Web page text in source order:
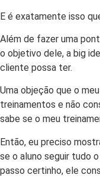
E é exatamente isso
Além de fazer uma
o objetivo dele, a big
cliente possa ter.
Uma objeção que o
treinamentos e não
sabe se o meu
Então, eu preciso
se o aluno seguir tudo
passo certinho, ele